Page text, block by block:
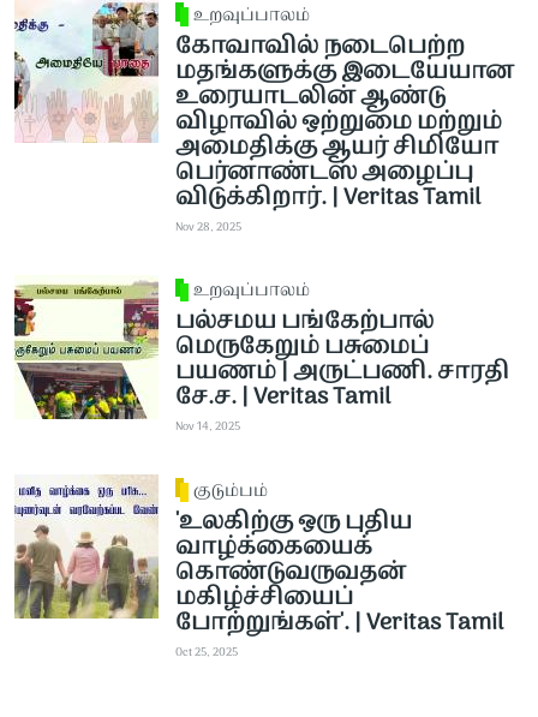
உறவுப்பாலம்
கோவாவில் நடைபெற்ற
மதங்களுக்கு இடையேயான
உரையாடலின் ஆண்டு
விழாவில் ஒற்றுமை மற்றும்
அமைதிக்கு ஆயர் சிமியோ
பெர்னாண்டஸ் அழைப்பு
விடுக்கிறார். | Veritas Tamil
Nov 28, 2025
உறவுப்பாலம்
பல்சமய பங்கேற்பால்
மெருகேறும் பசுமைப்
பயணம் | அருட்பணி. சாரதி
சே.ச. | Veritas Tamil
Nov 14, 2025
குடும்பம்
​​'உலகிற்கு ஒரு புதிய
வாழ்க்கையைக்
கொண்டுவருவதன்
மகிழ்ச்சியைப்
போற்றுங்கள்'. | Veritas Tamil
Oct 25, 2025